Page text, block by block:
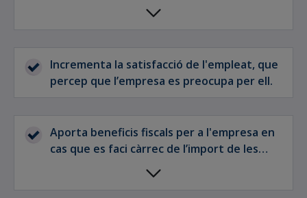
serveis, amb temps d’espera mitjans
inferiors a 24 hores en la citació per a
intervencions quirúrgiques. (Estud¡ Resa,
IDIS setembre 2019).
Incrementa la satisfacció de l'empleat, que
percep que l’empresa es preocupa per ell.
Aporta beneficis fiscals per a l'empresa en
cas que es faci càrrec de l’import de les